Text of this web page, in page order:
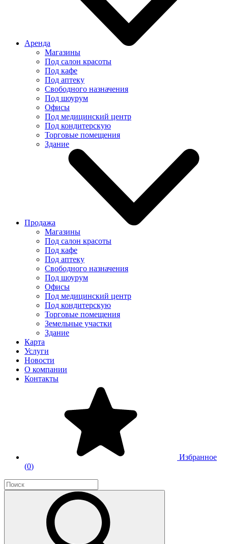
Аренда
Магазины
Под салон красоты
Под кафе
Под аптеку
Свободного назначения
Под шоурум
Офисы
Под медицинский центр
Под кондитерскую
Торговые помещения
Здание
Продажа
Магазины
Под салон красоты
Под кафе
Под аптеку
Свободного назначения
Под шоурум
Офисы
Под медицинский центр
Под кондитерскую
Торговые помещения
Земельные участки
Здание
Карта
Услуги
Новости
О компании
Контакты
Избранное
(0)